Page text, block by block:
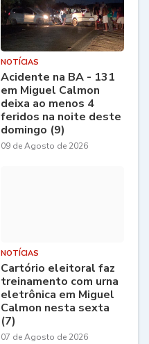
NOTÍCIAS
Acidente na BA - 131
em Miguel Calmon
deixa ao menos 4
feridos na noite deste
domingo (9)
09 de Agosto de 2026
NOTÍCIAS
Cartório eleitoral faz
treinamento com urna
eletrônica em Miguel
Calmon nesta sexta
(7)
07 de Agosto de 2026